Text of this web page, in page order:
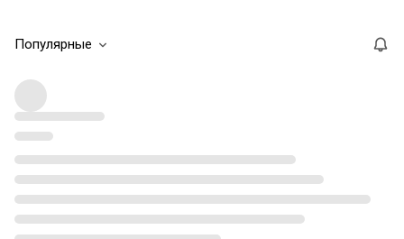
Популярные